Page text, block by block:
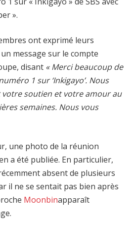
».
ont exprimé leurs
message sur le compte
disant « Merci beaucoup de
1 sur ‘Inkigayo’. Nous
soutien et votre amour au
semaines. Nous vous
une photo de la réunion
a été publiée. En particulier,
absent de plusieurs
il ne se sentait pas bien après
Moonbinapparaît